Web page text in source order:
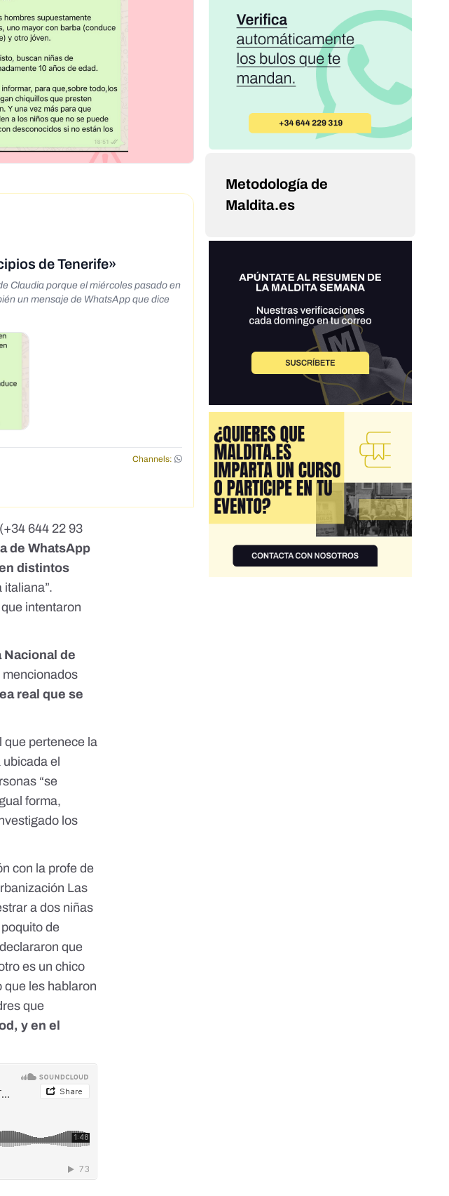
de Tenerife»
Claudia porque el miércoles pasado en
un mensaje de WhatsApp que dice
Channels:
+34 644 22 93
de WhatsApp
distintos
italiana”.
intentaron
Nacional de
real que se
que pertenece la
el
“se
forma,
los
con la profe de
Las
a dos niñas
de
que
es un chico
que les hablaron
que
y en el
Metodología de
Maldita.es